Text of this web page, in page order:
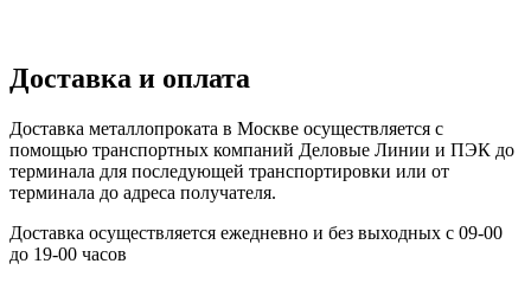
Доставка и оплата
Доставка металлопроката в Москве осуществляется с
помощью транспортных компаний Деловые Линии и ПЭК до
терминала для последующей транспортировки или от
терминала до адреса получателя.
Доставка осуществляется ежедневно и без выходных с 09-00
до 19-00 часов